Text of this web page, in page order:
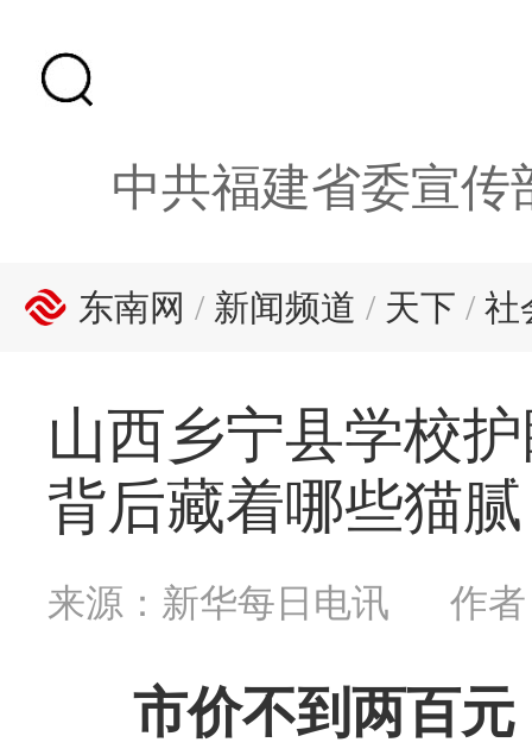
中共福建省委宣传
东南网 / 新闻频道 / 天下 / 社
山西乡宁县学校
背后藏着哪些猫
来源：新华每日电讯 作
市价不到两百